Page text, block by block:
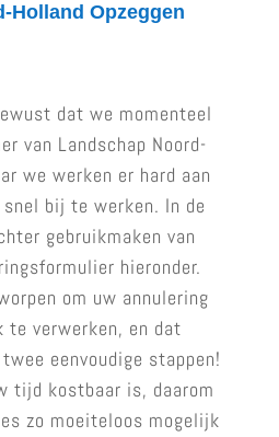
Holland Opzeggen
dat we momenteel
van Landschap Noord-
we werken er hard aan
bij te werken. In de
gebruikmaken van
hieronder.
om uw annulering
te verwerken, en dat
eenvoudige stappen!
tijd kostbaar is, daarom
zo moeiteloos mogelijk